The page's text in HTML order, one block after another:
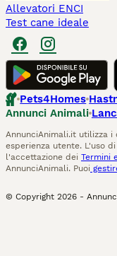
Allevatori ENCI
Test cane ideale
Pets4Homes
Annunci Animali
AnnunciAnimali.it utilizza
esperienza utente. L'uso
l'accettazione dei Termini
AnnunciAnimali. Puoi
© Copyright 2026 -